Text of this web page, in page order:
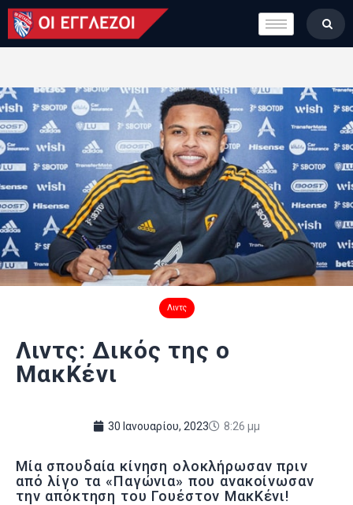
LONDON CALLING
ΚΑΤΗΓΟΡΙΕΣ
ΒΑΘΜΟΛΟΓΙΕΣ
ΟΜΑΔΕΣ
ΠΟΙΟΙ ΕΙΜΑΣΤΕ
Λιντς
Λιντς: Δικός της ο
ΜακΚένι
30 Ιανουαρίου, 2023 8:26 μμ
Μία σπουδαία κίνηση ολοκλήρωσαν πριν
από λίγο τα «Παγώνια» που ανακοίνωσαν
την απόκτηση του Γουέστον ΜακΚένι!